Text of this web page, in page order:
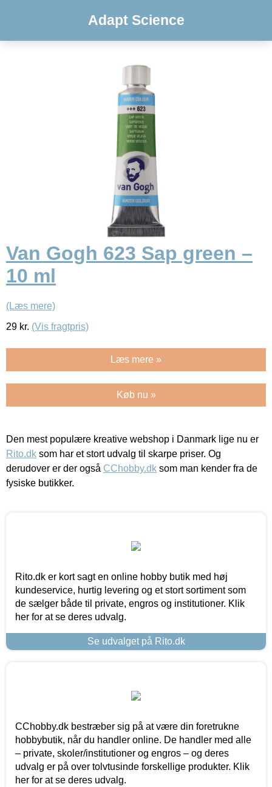
Adapt Science
Van Gogh 623 Sap green –
10 ml
(Læs mere)
29 kr. (Vis fragtpris)
Læs mere »
Køb nu »
Den mest populære kreative webshop i Danmark lige nu er
Rito.dk som har et stort udvalg til skarpe priser. Og
derudover er der også CChobby.dk som man kender fra de
fysiske butikker.
Rito.dk er kort sagt en online hobby butik med høj
kundeservice, hurtig levering og et stort sortiment som
de sælger både til private, engros og institutioner. Klik
her for at se deres udvalg.
Se udvalget på Rito.dk
CChobby.dk bestræber sig på at være din foretrukne
hobbybutik, når du handler online. De handler med alle
– private, skoler/institutioner og engros – og deres
udvalg er på over tolvtusinde forskellige produkter. Klik
her for at se deres udvalg.